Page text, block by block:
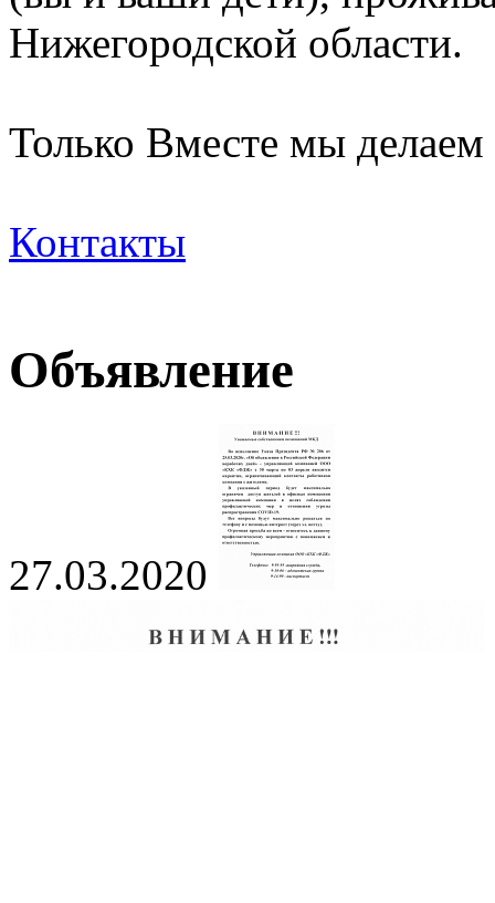
Нижегородской области.
Только Вместе мы
Контакты
Объявление
27.03.2020